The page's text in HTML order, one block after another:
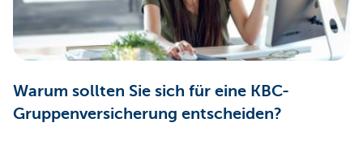
Warum sollten Sie sich für eine KBC-
Gruppenversicherung entscheiden?